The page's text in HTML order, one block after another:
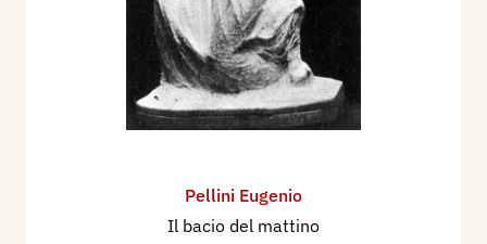
Pellini Eugenio
Il bacio del mattino